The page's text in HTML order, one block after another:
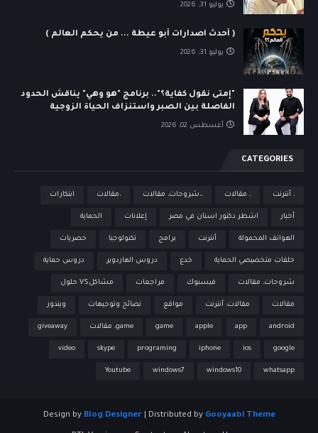
يوليو 31, 2026
( أحدث اصدارات أبو عيطة ... من يحكم العالم )
يوليو 31, 2026
"إمتى نقول كفاية؟".. برنامج "هو وهي" يناقش الحدود
الفاصلة بين الصبر واستنزاف الحياة الزوجية
أغسطس 02, 2026
CATEGORIES
، أنترنت ، مقالات ،،شروحات، مقالات ،مقالات ابتكارات
أخبار اشطر دكتور اسنان في مصر إعلانات الحماية
الهواتف المحمولة أنترنت برامج تكنولوجيا حصريات
حلقات متخصيصي الحماية خدع دروس الهاردوير دروس حماية
شروحات، مقالات فيسبوك مراجعات مشاكلVS حلول
مقالات مقالات، أنترنت مواقع نصائح وتوجيهات ويندوز
android
app
apple
game game، مقالات giveaway
google
ios
iphone
programing
skype
video
whatsapp
windows10
windows7
Youtube
Design by Blog Designer| Distributed by Gooyaabi Theme